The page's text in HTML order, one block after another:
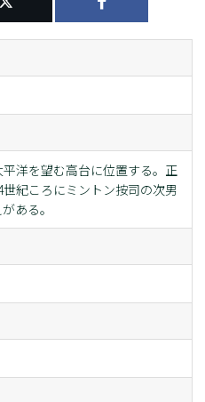
洋を望む高台に位置する。正
紀ころにミントン按司の次男
ある。